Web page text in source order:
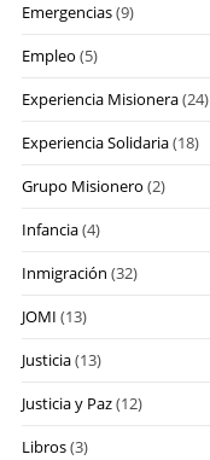
Emergencias(9)
Empleo (5)
Experiencia Misionera(24)
Experiencia Solidaria(18)
Grupo Misionero (2)
Infancia(4)
Inmigración (32)
JOMI (13)
Justicia(13)
Justicia y Paz(12)
Libros(3)